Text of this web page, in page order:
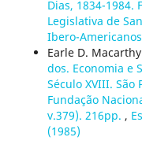
Dias, 1834-1984.
Legislativa de
Ibero-
Earle D.
dos. Economia e
Século XVIII. São
Fundação
v.379). 216pp. ,
(1985)